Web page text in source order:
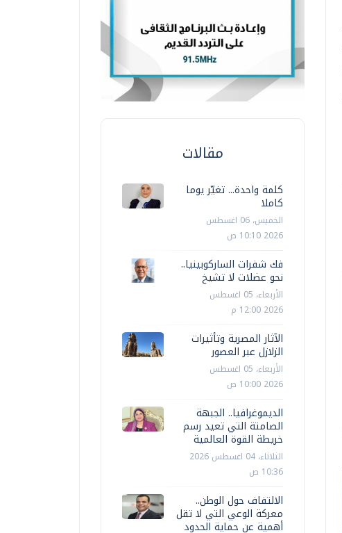
مقالات
كلمة واحدة... تغيّر يوما
كاملا
الخميس، 06 اغسطس
2026 10:10 ص
فك شفرات الساركوبينيا..
نحو عضلات لا تشيخ
الأربعاء، 05 اغسطس
2026 12:00 م
الآثار المصرية وتأثيرات
الزلازل عبر العصور
الأربعاء، 05 اغسطس
2026 10:00 ص
الديموغرافيا.. الجبهة
الصامتة التي تعيد رسم
خريطة القوة العالمية
الثلاثاء، 04 اغسطس 2026
10:36 ص
الالتفاف حول الوطن..
معركة الوعي التي لا تقل
أهمية عن حماية الحدود